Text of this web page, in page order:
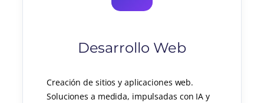
Desarrollo Web
Creación de sitios y aplicaciones web.
Soluciones a medida, impulsadas con IA y